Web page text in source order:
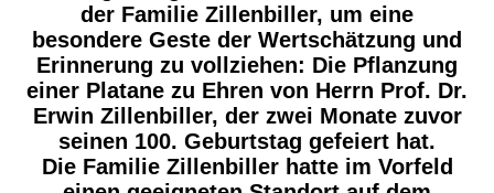
der Familie Zillenbiller, um eine
besondere Geste der Wertschätzung und
Erinnerung zu vollziehen: Die Pflanzung
einer Platane zu Ehren von Herrn Prof. Dr.
Erwin Zillenbiller, der zwei Monate zuvor
seinen 100. Geburtstag gefeiert hat.
Die Familie Zillenbiller hatte im Vorfeld